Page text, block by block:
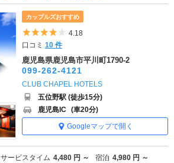
カップルズおすすめ
5つ星のうち4
4.18
口コミ10 件
鹿児島県鹿児島市平川町1790-2
099-262-4121
CLUB CHAPEL HOTELS
五位野駅 (徒歩15分)
鹿児島IC (車20分)
Googleマップで開く
サービスタイム 4,480 円 ～ 宿泊 4,980 円 ～